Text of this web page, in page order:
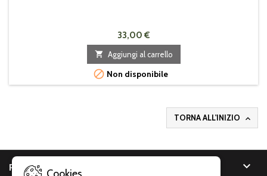
33,00 €
 Aggiungi al carrello
 Non disponibile
TORNA ALL'INIZIO 
PRODOTTI 